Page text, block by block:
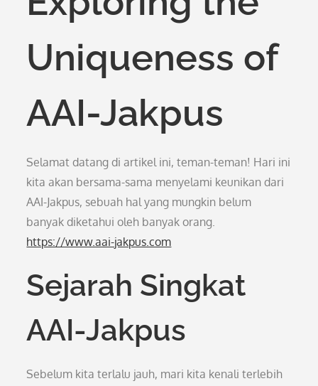
Uniqueness of
AAI-Jakpus
Selamat datang di artikel ini, teman-teman! Hari ini
kita akan bersama-sama menyelami keunikan dari
AAI-Jakpus, sebuah hal yang mungkin belum
banyak diketahui oleh banyak orang.
https://www.aai-jakpus.com
Sejarah Singkat
AAI-Jakpus
Sebelum kita terlalu jauh, mari kita kenali terlebih